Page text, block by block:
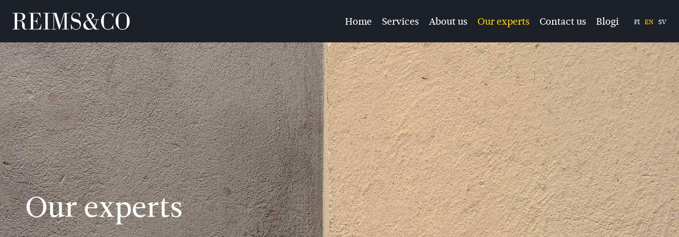
FI EN SV
Home Services About us Our experts Contact us Blogi
Our experts